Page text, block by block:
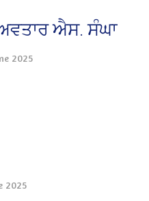
ਐਸ. ਸੰਘਾ
2025
2025